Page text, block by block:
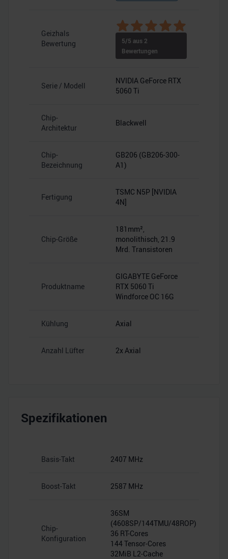
Geizhals
Bewertung
5/5 aus 2
Bewertungen
Serie / Modell
NVIDIA GeForce RTX
5060 Ti
Chip-
Architektur
Blackwell
Chip-
Bezeichnung
GB206 (GB206-300-
A1)
Fertigung
TSMC N5P [NVIDIA
4N]
Chip-Größe
181mm²,
monolithisch, 21.9
Mrd. Transistoren
Produktname
GIGABYTE GeForce
RTX 5060 Ti
Windforce OC 16G
Kühlung Axial
Anzahl Lüfter 2x Axial
Spezifikationen
Basis-Takt 2407 MHz
Boost-Takt 2587 MHz
Chip-
Konfiguration
36SM
(4608SP/144TMU/48ROP)
36 RT-Cores
144 Tensor-Cores
32MiB L2-Cache